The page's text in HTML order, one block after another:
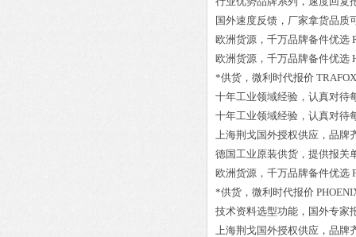
国外速度反馈，厂家拿货品质
欧洲货源，千万品牌备件优选
欧洲货源，千万品牌备件优选
*供货，微利时代报价
十年工业领域经验，认真对待
十年工业领域经验，认真对待
上海荆戈国外授权供应，品牌
德国工业原装供货，提供报关
欧洲货源，千万品牌备件优选
*供货，微利时代报价
技术资料选型功能，国外专家
上海荆戈国外授权供应，品牌